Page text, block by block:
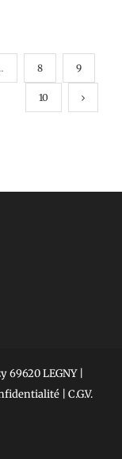
8 9
10
69620 LEGNY |
| C.G.V.